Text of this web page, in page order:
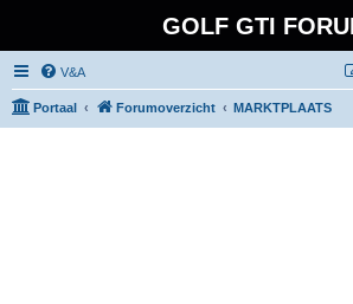
GOLF GTI
V&A
Portaal Forumoverzicht MARKTPLAATS